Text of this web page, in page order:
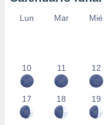
Lun Mar Mié
10 11 12
17 18 19